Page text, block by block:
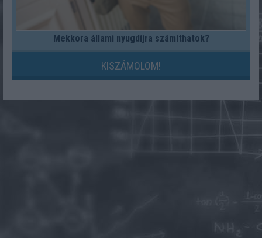
Mekkora állami nyugdíjra számíthatok?
KISZÁMOLOM!